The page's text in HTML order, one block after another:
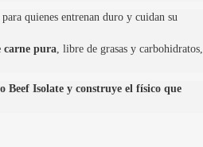
quienes entrenan duro y cuidan su
carne pura, libre de grasas y carbohidratos,
Isolate y construye el físico que